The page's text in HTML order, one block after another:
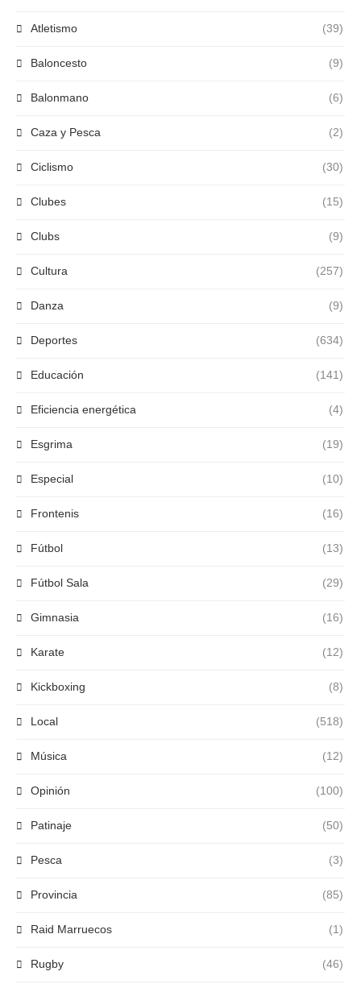
Atletismo (39)
Baloncesto (9)
Balonmano (6)
Caza y Pesca (2)
Ciclismo (30)
Clubes (15)
Clubs (9)
Cultura (257)
Danza (9)
Deportes (634)
Educación (141)
Eficiencia energética (4)
Esgrima (19)
Especial (10)
Frontenis (16)
Fútbol (13)
Fútbol Sala (29)
Gimnasia (16)
Karate (12)
Kickboxing (8)
Local (518)
Música (12)
Opinión (100)
Patinaje (50)
Pesca (3)
Provincia (85)
Raid Marruecos (1)
Rugby (46)